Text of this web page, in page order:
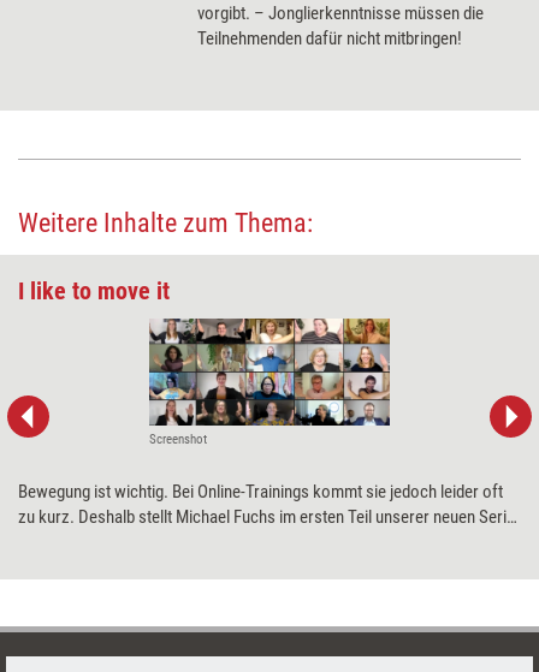
vorgibt. – Jonglierkenntnisse müssen die
Teilnehmenden dafür nicht mitbringen!
Weitere Inhalte zum Thema:
I like to move it
Screenshot
Bewegung ist wichtig. Bei Online-Trainings kommt sie jedoch leider oft
zu kurz. Deshalb stellt Michael Fuchs im ersten Teil unserer neuen Serie